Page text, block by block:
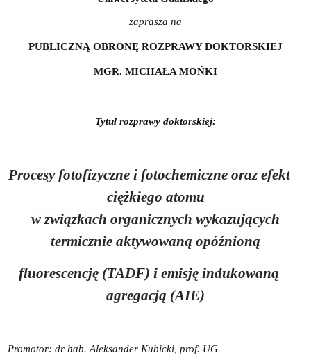
zaprasza na
PUBLICZNĄ OBRONĘ ROZPRAWY DOKTORSKIEJ
MGR. MICHAŁA MOŃKI
Tytuł rozprawy doktorskiej:
Procesy fotofizyczne i fotochemiczne oraz efekt
ciężkiego atomu
w związkach organicznych wykazujących
termicznie aktywowaną opóźnioną
fluorescencję (TADF) i emisję indukowaną
agregacją (AIE)
Promotor: dr hab. Aleksander Kubicki, prof. UG